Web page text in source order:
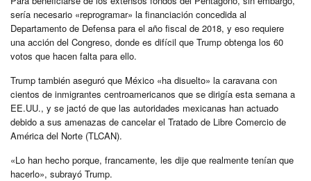
sería necesario «reprogramar» la financiación concedida al
Departamento de Defensa para el año fiscal de 2018, y eso requiere
una acción del Congreso, donde es difícil que Trump obtenga los 60
votos que hacen falta para ello.
Trump también aseguró que México «ha disuelto» la caravana con
cientos de inmigrantes centroamericanos que se dirigía esta semana a
EE.UU., y se jactó de que las autoridades mexicanas han actuado
debido a sus amenazas de cancelar el Tratado de Libre Comercio de
América del Norte (TLCAN).
«Lo han hecho porque, francamente, les dije que realmente tenían que
hacerlo», subrayó Trump.